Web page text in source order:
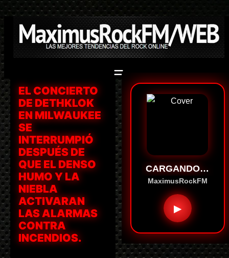
Saltar
contenido
EL CONCIERTO
DE DETHKLOK
EN MILWAUKEE
SE
INTERRUMPIÓ
DESPUÉS DE
QUE EL DENSO
HUMO Y LA
NIEBLA
ACTIVARAN
LAS ALARMAS
CONTRA
INCENDIOS.
CARGANDO…
MaximusRockFM
▶